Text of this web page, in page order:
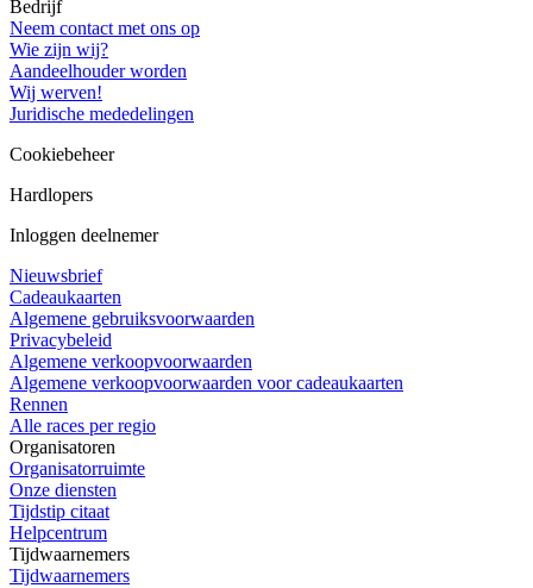
Bedrijf
Neem contact met ons op
Wie zijn wij?
Aandeelhouder worden
Wij werven!
Juridische mededelingen
Cookiebeheer
Hardlopers
Inloggen deelnemer
Nieuwsbrief
Cadeaukaarten
Algemene gebruiksvoorwaarden
Privacybeleid
Algemene verkoopvoorwaarden
Algemene verkoopvoorwaarden voor cadeaukaarten
Rennen
Alle races per regio
Organisatoren
Organisatorruimte
Onze diensten
Tijdstip citaat
Helpcentrum
Tijdwaarnemers
Tijdwaarnemers